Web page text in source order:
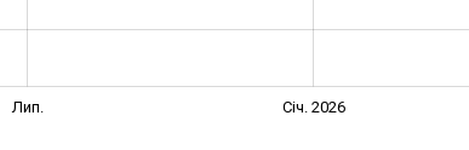
Лип. Січ. 2026